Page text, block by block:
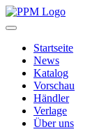
Startseite
News
Katalog
Vorschau
Händler
Verlage
Über uns